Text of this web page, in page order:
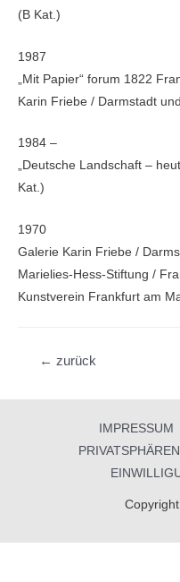
(B Kat.)
1987
„Mit Papier“ forum 1822
Karin Friebe / Darmstadt
1984 –
„Deutsche Landschaft –
Kat.)
1970
Galerie Karin Friebe /
Marielies-Hess-Stiftung /
Kunstverein Frankfurt am
Beitragsnavigation
← zurück
IMPRESSUM